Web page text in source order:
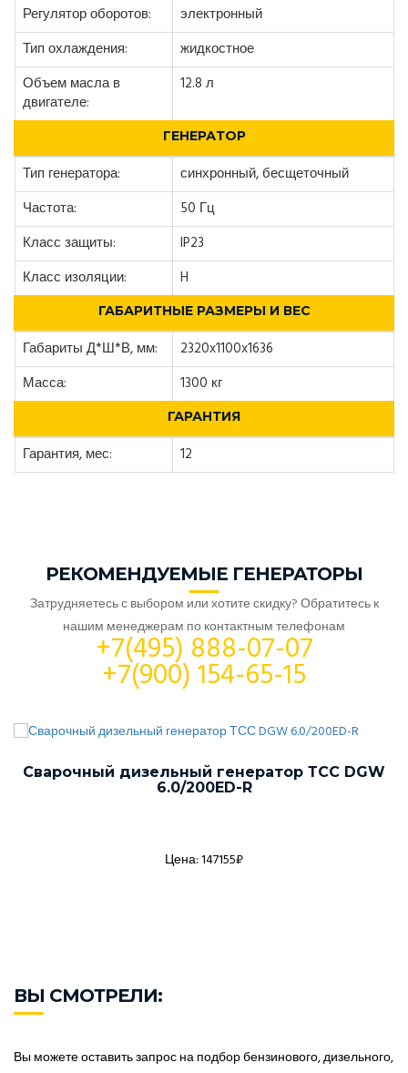
Регулятор оборотов:
электронный
Тип охлаждения:
жидкостное
Объем масла в
двигателе:
12.8 л
ГЕНЕРАТОР
Тип генератора:
синхронный, бесщеточный
Частота:
50 Гц
Класс защиты:
IP23
Класс изоляции:
H
ГАБАРИТНЫЕ РАЗМЕРЫ И ВЕС
Габариты Д*Ш*В, мм:
2320x1100x1636
Масса:
1300 кг
ГАРАНТИЯ
Гарантия, мес: 12
РЕКОМЕНДУЕМЫЕ ГЕНЕРАТОРЫ
Затрудняетесь с выбором или хотите скидку? Обратитесь к
нашим менеджерам по контактным телефонам
+7(495) 888-07-07
+7(900) 154-65-15
Сварочный дизельный генератор ТСС DGW
6.0/200ED-R
Цена: 147155₽
ВЫ СМОТРЕЛИ:
Вы можете оставить запрос на подбор бензинового, дизельного,